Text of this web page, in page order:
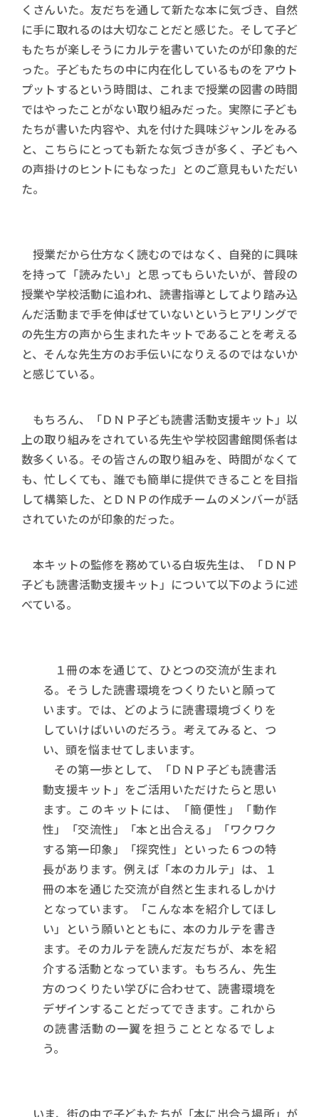
くさんいた。友だちを通して新たな本に気づき、自然
に手に取れるのは大切なことだと感じた。そして子ど
もたちが楽しそうにカルテを書いていたのが印象的だ
った。子どもたちの中に内在化しているものをアウト
プットするという時間は、これまで授業の図書の時間
ではやったことがない取り組みだった。実際に子ども
たちが書いた内容や、丸を付けた興味ジャンルをみる
と、こちらにとっても新たな気づきが多く、子どもへ
の声掛けのヒントにもなった」とのご意見もいただい
た。
授業だから仕方なく読むのではなく、自発的に興味
を持って「読みたい」と思ってもらいたいが、普段の
授業や学校活動に追われ、読書指導としてより踏み込
んだ活動まで手を伸ばせていないというヒアリングで
の先生方の声から生まれたキットであることを考える
と、そんな先生方のお手伝いになりえるのではないか
と感じている。
もちろん、「ＤＮＰ子ども読書活動支援キット」以
上の取り組みをされている先生や学校図書館関係者は
数多くいる。その皆さんの取り組みを、時間がなくて
も、忙しくても、誰でも簡単に提供できることを目指
して構築した、とＤＮＰの作成チームのメンバーが話
されていたのが印象的だった。
本キットの監修を務めている白坂先生は、「ＤＮＰ
子ども読書活動支援キット」について以下のように述
べている。
１冊の本を通じて、ひとつの交流が生まれ
る。そうした読書環境をつくりたいと願って
います。では、どのように読書環境づくりを
していけばいいのだろう。考えてみると、つ
い、頭を悩ませてしまいます。
その第一歩として、「ＤＮＰ子ども読書活
動支援キット」をご活用いただけたらと思い
ます。このキットには、「簡便性」「動作
性」「交流性」「本と出合える」「ワクワク
する第一印象」「探究性」といった６つの特
長があります。例えば「本のカルテ」は、１
冊の本を通じた交流が自然と生まれるしかけ
となっています。「こんな本を紹介してほし
い」という願いとともに、本のカルテを書き
ます。そのカルテを読んだ友だちが、本を紹
介する活動となっています。もちろん、先生
方のつくりたい学びに合わせて、読書環境を
デザインすることだってできます。これから
の読書活動の一翼を担うこととなるでしょ
う。
いま、街の中で子どもたちが「本に出合う場所」が